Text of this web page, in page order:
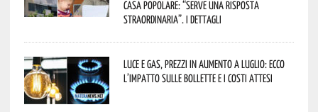
casa popolare: “serve una risposta
straordinaria”. I dettagli
Luce e gas, prezzi in aumento a luglio: ecco
l’impatto sulle bollette e i costi attesi